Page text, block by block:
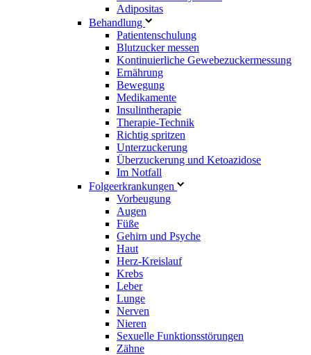
Adipositas
Behandlung
Patientenschulung
Blutzucker messen
Kontinuierliche Gewebezuckermessung
Ernährung
Bewegung
Medikamente
Insulintherapie
Therapie-Technik
Richtig spritzen
Unterzuckerung
Überzuckerung und Ketoazidose
Im Notfall
Folgeerkrankungen
Vorbeugung
Augen
Füße
Gehirn und Psyche
Haut
Herz-Kreislauf
Krebs
Leber
Lunge
Nerven
Nieren
Sexuelle Funktionsstörungen
Zähne